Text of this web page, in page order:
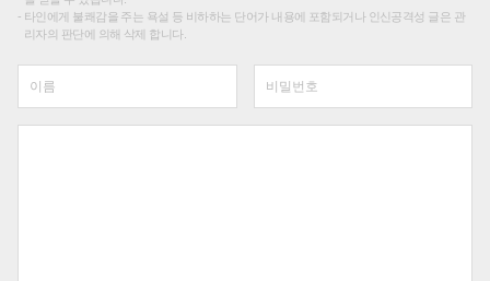
타인에게 불쾌감을 주는 욕설 등 비하하는 단어가 내용에 포함되거나 인신공격성 글은 관
리자의 판단에 의해 삭제 합니다.